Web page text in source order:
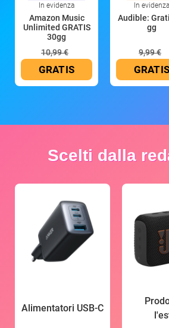
In evidenza
Amazon Music
Unlimited GRATIS
30gg
10,99 €
GRATIS
In evidenza
Audible:
gg
9,99 €
GRATIS
Scelti dalla
Alimentatori USB-C